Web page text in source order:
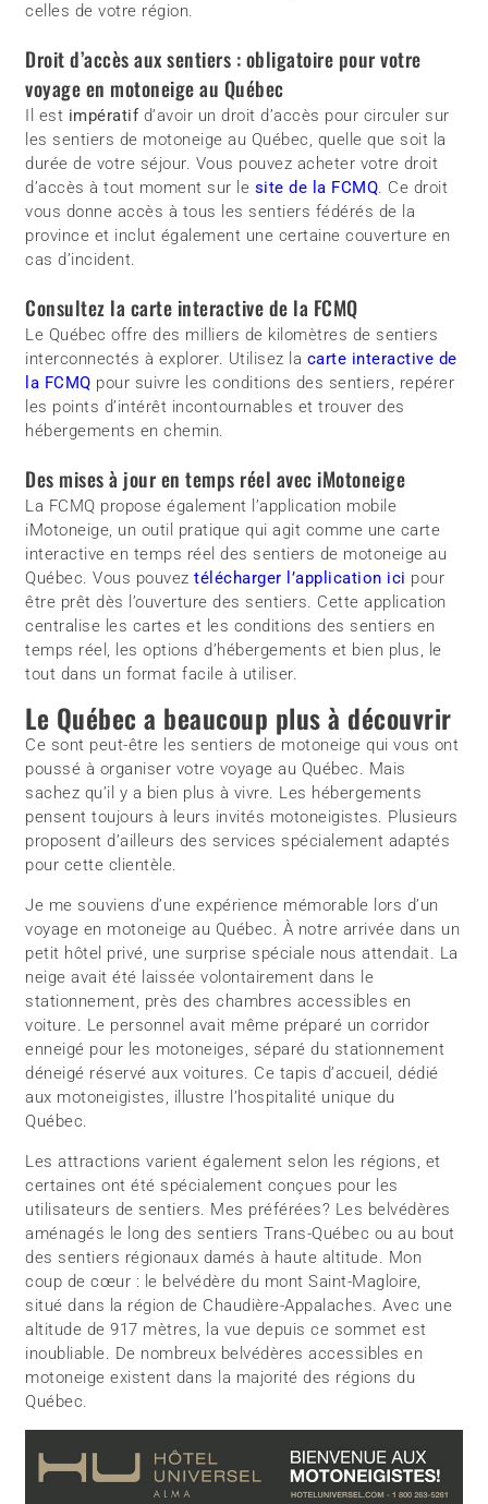
celles de votre région.
Droit d’accès aux sentiers : obligatoire pour votre
voyage en motoneige au Québec
Il est impératifd’avoir un droit d’accès pour circuler sur
les sentiers de motoneige au Québec, quelle que soit la
durée de votre séjour. Vous pouvez acheter votre droit
d’accès à tout moment sur le site de la FCMQ. Ce droit
vous donne accès à tous les sentiers fédérés de la
province et inclut également une certaine couverture en
cas d’incident.
Consultez la carte interactive de la FCMQ
Le Québec offre des milliers de kilomètres de sentiers
interconnectés à explorer. Utilisez la carte interactive de
la FCMQ pour suivre les conditions des sentiers, repérer
les points d’intérêt incontournables et trouver des
hébergements en chemin.
Des mises à jour en temps réel avec iMotoneige
La FCMQ propose également l’application mobile
iMotoneige, un outil pratique qui agit comme une carte
interactive en temps réel des sentiers de motoneige au
Québec. Vous pouveztélécharger l’application ici pour
être prêt dès l’ouverture des sentiers. Cette application
centralise les cartes et les conditions des sentiers en
temps réel, les options d’hébergements et bien plus, le
tout dans un format facile à utiliser.
Le Québec a beaucoup plus à découvrir
Ce sont peut-être les sentiers de motoneige qui vous ont
poussé à organiser votre voyage au Québec. Mais
sachez qu’il y a bien plus à vivre. Les hébergements
pensent toujours à leurs invités motoneigistes. Plusieurs
proposent d’ailleurs des services spécialement adaptés
pour cette clientèle.
Je me souviens d’une expérience mémorable lors d’un
voyage en motoneige au Québec. À notre arrivée dans un
petit hôtel privé, une surprise spéciale nous attendait. La
neige avait été laissée volontairement dans le
stationnement, près des chambres accessibles en
voiture. Le personnel avait même préparé un corridor
enneigé pour les motoneiges, séparé du stationnement
déneigé réservé aux voitures. Ce tapis d’accueil, dédié
aux motoneigistes, illustre l’hospitalité unique du
Québec.
Les attractions varient également selon les régions, et
certaines ont été spécialement conçues pour les
utilisateurs de sentiers. Mes préférées? Les belvédères
aménagés le long des sentiers Trans-Québec ou au bout
des sentiers régionaux damés à haute altitude. Mon
coup de cœur : le belvédère du mont Saint-Magloire,
situé dans la région de Chaudière-Appalaches. Avec une
altitude de 917 mètres, la vue depuis ce sommet est
inoubliable. De nombreux belvédères accessibles en
motoneige existent dans la majorité des régions du
Québec.